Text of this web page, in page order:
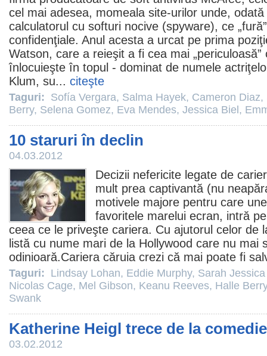
cel mai adesea, momeala site-urilor unde,
calculatorul cu softuri nocive (spyware), ce
confidenţiale. Anul acesta a urcat pe prima
Watson, care a reieşit a fi cea mai
înlocuieşte în topul - dominat de numele
Klum, su... citeşte
Taguri: Sofía Vergara, Salma Hayek, Cameron Diaz,
Berry, Selena Gomez, Eva Mendes, Jessica Biel ,
10 staruri în declin
04.03.2012
Decizii nefericite legate de
mult prea captivantă (nu
motivele majore pentru care
favoritele marelui ecran, intră
ceea ce le priveşte cariera. Cu ajutorul celor de
listă cu nume mari de la Hollywood care nu mai
odinioară.Cariera căruia crezi că mai poate fi
Taguri: Lindsay Lohan, Eddie Murphy, Sarah
Nicolas Cage, Mel Gibson, Keanu Reeves, Halle Berry
Swank
Katherine Heigl trece de la
03.02.2012